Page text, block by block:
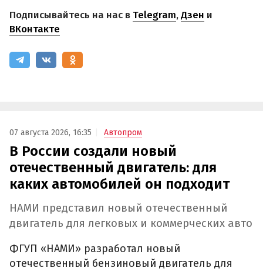
Подписывайтесь на нас в Telegram,Дзен и
ВКонтакте
07 августа 2026, 16:35 Автопром
В России создали новый
отечественный двигатель: для
каких автомобилей он подходит
НАМИ представил новый отечественный
двигатель для легковых и коммерческих авто
ФГУП «НАМИ» разработал новый
отечественный бензиновый двигатель для